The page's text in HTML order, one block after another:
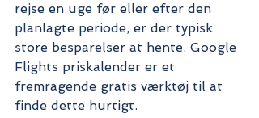
rejse en uge før eller efter den
planlagte periode, er der typisk
store besparelser at hente. Google
Flights priskalender er et
fremragende gratis værktøj til at
finde dette hurtigt.